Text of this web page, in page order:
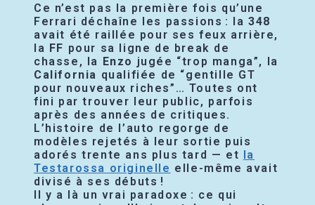
Ce n’est pas la première fois qu’une
Ferrari déchaîne les passions : la348
avait été raillée pour ses feux arrière,
la FF pour sa ligne de break de
chasse, la Enzo jugée “trop manga”, la
California qualifiée de “gentille GT
pour nouveaux riches”… Toutes ont
fini par trouver leur public, parfois
après des années de critiques.
L’histoire de l’auto regorge de
modèles rejetés à leur sortie puis
adorés trente ans plus tard — et la
Testarossa originelle elle-même avait
divisé à ses débuts !
Il y a là un vrai paradoxe : ce qui